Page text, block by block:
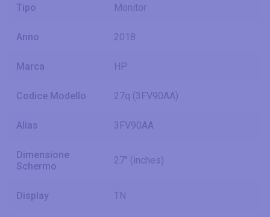
Tipo Monitor
Anno 2018
Marca HP
Codice Modello 27q (3FV90AA)
Alias 3FV90AA
Dimensione
Schermo
27" (inches)
Display TN